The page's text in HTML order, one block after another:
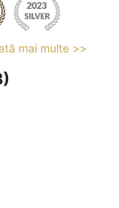
mai multe >>